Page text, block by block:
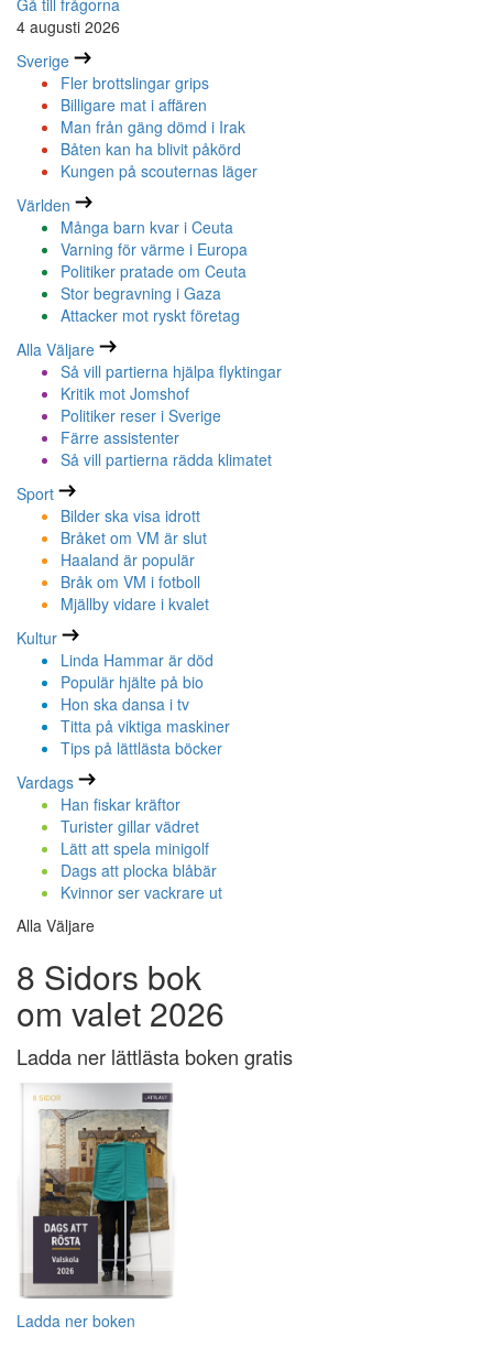
Gå till frågorna
4 augusti 2026
Sverige
Fler brottslingar grips
Billigare mat i affären
Man från gäng dömd i Irak
Båten kan ha blivit påkörd
Kungen på scouternas läger
Världen
Många barn kvar i Ceuta
Varning för värme i Europa
Politiker pratade om Ceuta
Stor begravning i Gaza
Attacker mot ryskt företag
Alla Väljare
Så vill partierna hjälpa flyktingar
Kritik mot Jomshof
Politiker reser i Sverige
Färre assistenter
Så vill partierna rädda klimatet
Sport
Bilder ska visa idrott
Bråket om VM är slut
Haaland är populär
Bråk om VM i fotboll
Mjällby vidare i kvalet
Kultur
Linda Hammar är död
Populär hjälte på bio
Hon ska dansa i tv
Titta på viktiga maskiner
Tips på lättlästa böcker
Vardags
Han fiskar kräftor
Turister gillar vädret
Lätt att spela minigolf
Dags att plocka blåbär
Kvinnor ser vackrare ut
Alla Väljare
8 Sidors bok
om valet 2026
Ladda ner lättlästa boken gratis
Ladda ner boken